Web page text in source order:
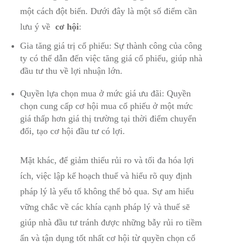
một cách đột biến.⁢ Dưới đây là một số điểm ​cần
⁣lưu ý về ‌ cơ hội:
Gia ⁢tăng giá trị cổ phiếu: Sự thành công‌ của‌ công
ty có thể dẫn đến việc tăng giá cổ phiếu, giúp⁢ nhà
đầu‌ tư thu ⁣về ⁢lợi nhuận‌ lớn.
Quyền lựa chọn mua ‍ở mức giá ưu đãi: Quyền
chọn cung cấp cơ hội mua cổ phiếu ở một ⁤mức
giá thấp⁣ hơn giá thị trường tại thời ​điểm chuyển​
đổi, ⁤tạo cơ hội đầu tư‌ có lợi.
Mặt ​khác, để giảm‌ thiểu⁤ rủi ro và tối ⁤đa hóa lợi
ích, việc lập kế hoạch thuế và hiểu‌ rõ quy định
‌pháp‌ lý ​là yếu ‌tố không thể bỏ ‍qua. Sự am hiểu
vững chắc ‍về các⁣ khía cạnh pháp lý và‍ thuế sẽ
giúp ⁢nhà đầu tư tránh được những bẫy⁤ rủi ro tiềm
ẩn và tận dụng‍ tốt nhất cơ​ hội từ quyền chọn cổ⁢